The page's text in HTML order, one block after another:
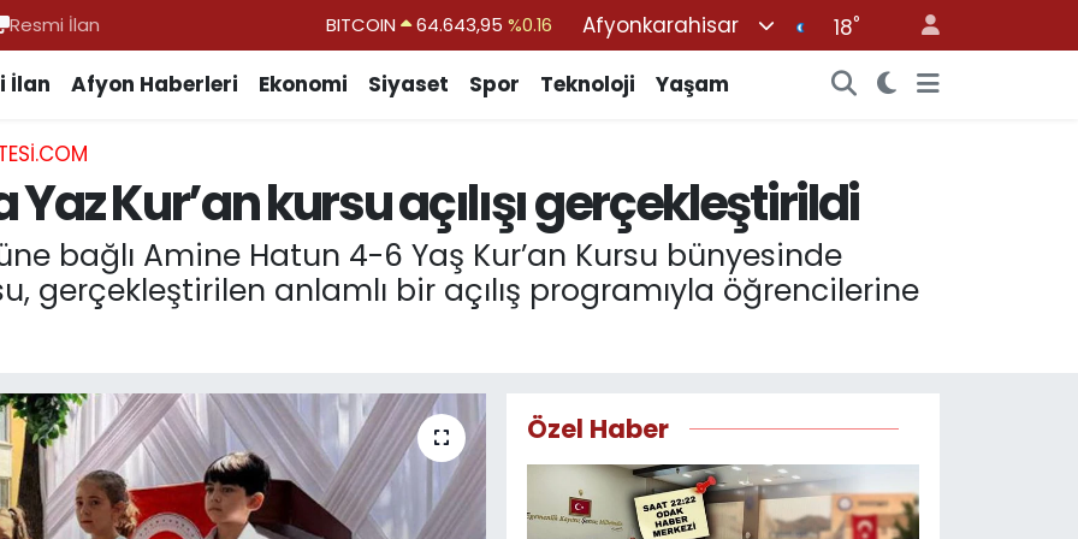
Resmi İlan DOLAR 47,6704 %0
BİST100
13.799%70
BITCOIN
64.643,95%0.16
Afyonkarahisar 18°
İlan Afyon Haberleri Ekonomi Siyaset Spor Teknoloji Yaşam
Kur’an kursu açılışı gerçekleştirildi
bağlı Amine Hatun 4-6 Yaş Kur’an Kursu bünyesinde
gerçekleştirilen anlamlı bir açılış programıyla öğrencilerine
Özel Haber